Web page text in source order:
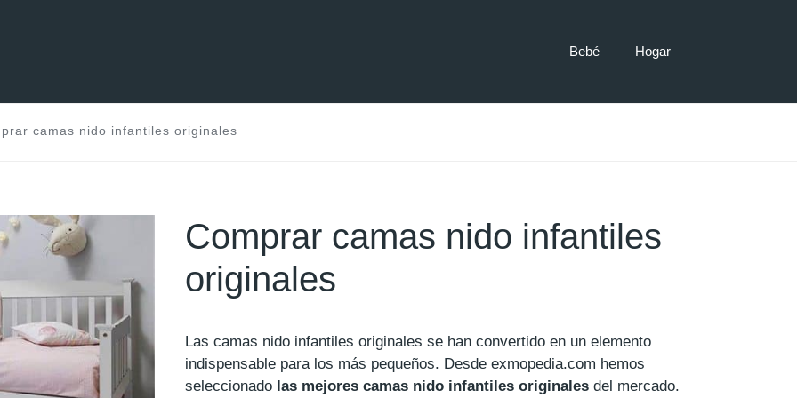
Bebé Hogar
camas nido infantiles originales
Comprar camas nido infantiles
originales
Las camas nido infantiles originales se han convertido en un elemento
indispensable para los más pequeños. Desde exmopedia.com hemos
seleccionado las mejores camas nido infantiles originales del mercado.